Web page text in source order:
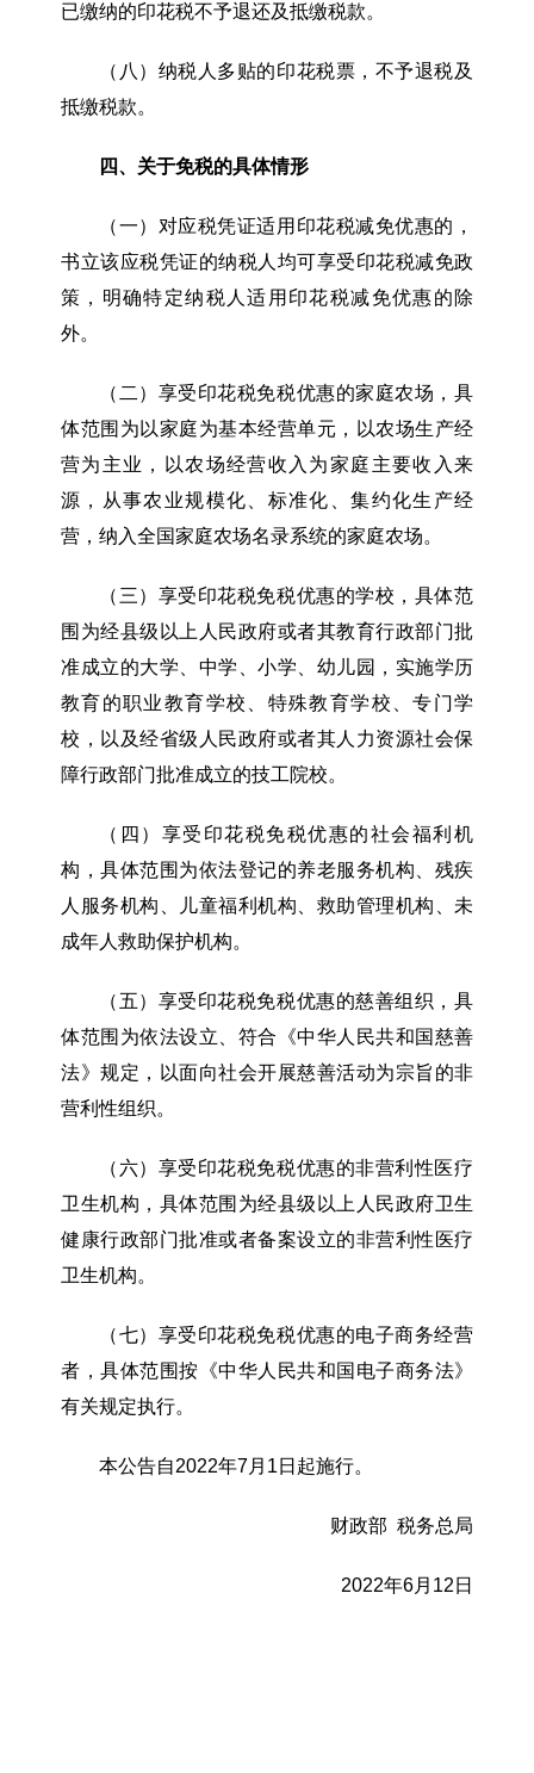
已缴纳的印花税不予退还及抵缴税款。
（八）纳税人多贴的印花税票，不予退税及
抵缴税款。
四、关于免税的具体情形
（一）对应税凭证适用印花税减免优惠的，
书立该应税凭证的纳税人均可享受印花税减免政
策，明确特定纳税人适用印花税减免优惠的除
外。
（二）享受印花税免税优惠的家庭农场，具
体范围为以家庭为基本经营单元，以农场生产经
营为主业，以农场经营收入为家庭主要收入来
源，从事农业规模化、标准化、集约化生产经
营，纳入全国家庭农场名录系统的家庭农场。
（三）享受印花税免税优惠的学校，具体范
围为经县级以上人民政府或者其教育行政部门批
准成立的大学、中学、小学、幼儿园，实施学历
教育的职业教育学校、特殊教育学校、专门学
校，以及经省级人民政府或者其人力资源社会保
障行政部门批准成立的技工院校。
（四）享受印花税免税优惠的社会福利机
构，具体范围为依法登记的养老服务机构、残疾
人服务机构、儿童福利机构、救助管理机构、未
成年人救助保护机构。
（五）享受印花税免税优惠的慈善组织，具
体范围为依法设立、符合《中华人民共和国慈善
法》规定，以面向社会开展慈善活动为宗旨的非
营利性组织。
（六）享受印花税免税优惠的非营利性医疗
卫生机构，具体范围为经县级以上人民政府卫生
健康行政部门批准或者备案设立的非营利性医疗
卫生机构。
（七）享受印花税免税优惠的电子商务经营
者，具体范围按《中华人民共和国电子商务法》
有关规定执行。
本公告自2022年7月1日起施行。
财政部 税务总局
2022年6月12日